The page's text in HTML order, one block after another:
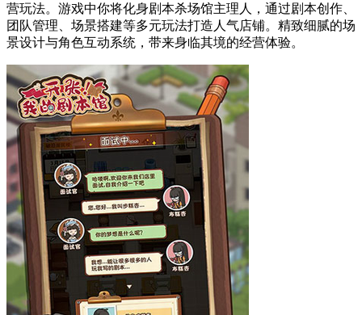
营玩法。游戏中你将化身剧本杀场馆主理人，通过剧本创作、
团队管理、场景搭建等多元玩法打造人气店铺。精致细腻的场
景设计与角色互动系统，带来身临其境的经营体验。